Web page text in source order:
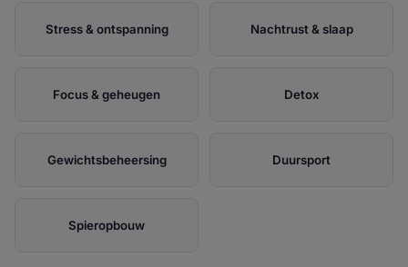
Stress & ontspanning Nachtrust & slaap
Focus & geheugen Detox
Gewichtsbeheersing Duursport
Spieropbouw